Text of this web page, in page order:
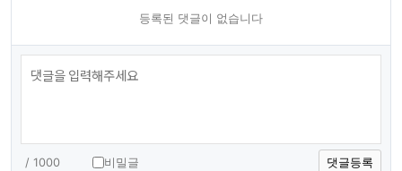
등록된 댓글이 없습니다
/ 1000 비밀글 댓글등록